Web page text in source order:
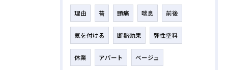
理由 苔 頭痛 喘息 前後
気を付ける 断熱効果 弾性塗料
休業 アパート ベージュ